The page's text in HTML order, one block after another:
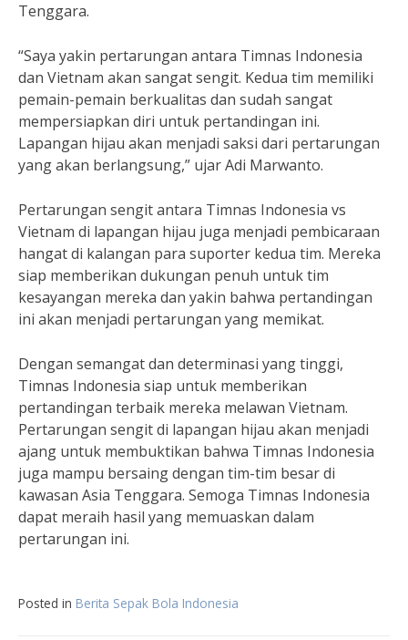
Tenggara.
“Saya yakin pertarungan antara Timnas Indonesia
dan Vietnam akan sangat sengit. Kedua tim memiliki
pemain-pemain berkualitas dan sudah sangat
mempersiapkan diri untuk pertandingan ini.
Lapangan hijau akan menjadi saksi dari pertarungan
yang akan berlangsung,” ujar Adi Marwanto.
Pertarungan sengit antara Timnas Indonesia vs
Vietnam di lapangan hijau juga menjadi pembicaraan
hangat di kalangan para suporter kedua tim. Mereka
siap memberikan dukungan penuh untuk tim
kesayangan mereka dan yakin bahwa pertandingan
ini akan menjadi pertarungan yang memikat.
Dengan semangat dan determinasi yang tinggi,
Timnas Indonesia siap untuk memberikan
pertandingan terbaik mereka melawan Vietnam.
Pertarungan sengit di lapangan hijau akan menjadi
ajang untuk membuktikan bahwa Timnas Indonesia
juga mampu bersaing dengan tim-tim besar di
kawasan Asia Tenggara. Semoga Timnas Indonesia
dapat meraih hasil yang memuaskan dalam
pertarungan ini.
Posted in Berita Sepak Bola Indonesia